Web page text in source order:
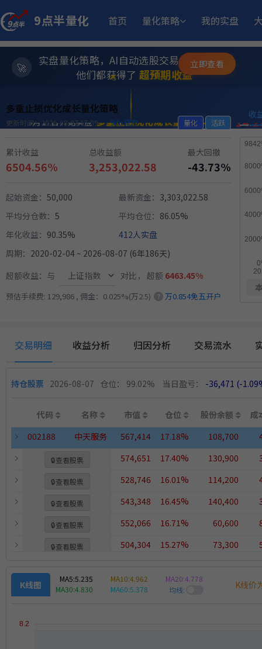
9点半量化 首页 量化策略 我的实盘
✨
💫
⭐
实盘量化策略，AI自动选股交易，躺赚模式
他们都获得了 超预期收益
11月25日开始实盘 多重止损优化成长量化策略 收益
9月17日开始实盘 多重止损优化成长量化策略 收益
5月21日开始实盘 MACD顶背离成长优选量化策略
11月6日开始实盘 多重止损优化成长量化策略
6月15日开始实盘 小市值_ETF轮动_双龙出海
5月18日开始实盘 小市值_ETF轮动_双龙出海
立即查看
多重止损优化成长量化策略
更新时间：2026-08-07 15:09 9db官方 量化 活跃
累计收益
6504.56%
总收益额
3,253,022.58
最大回撤
-43.73%
起始资金： 50,000 最新资金： 3,303,022.58
平均分仓数： 5 平均仓位： 86.05%
年化收益： 90.35%
412人实盘
周期： 2020-02-04 ~ 2026-08-07 (6年186天)
超额收益：与
对比， 超额 6463.45%
预估手续费: 129,986 , 佣金：0.025%(万2.5) ? 万0.854免五开户
收
交易明细 收益分析 归因分析 交易流水
持仓股票 2026-08-07 仓位： 99.02% 当日盈亏： -36,471 (-
代码 名称 市值 仓位 股份余额
成
002188
中天服务 567,414 17.18% 108,700
🔒查看股票 574,651 17.40% 130,900
🔒查看股票 528,746 16.01% 114,200
🔒查看股票 543,348 16.45% 140,400
🔒查看股票 552,066 16.71% 60,600
🔒查看股票 504,304 15.27% 73,300
K线图
MA5:5.235 MA10:4.962 MA20:4.778
MA30:4.830 MA60:5.378 均线: K线价